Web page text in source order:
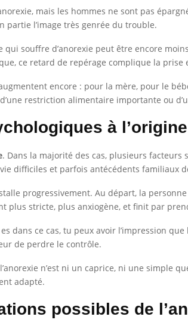
mais les hommes ne sont pas
partie l’image très genrée du trouble.
qui souffre d’anorexie peut être encore
ce retard de repérage complique la prise
encore : pour la mère, pour le
restriction alimentaire importante ou
à
. Dans la majorité des cas, plusieurs
difficiles et parfois antécédents familiaux
progressivement. Au départ, la
plus stricte, plus anxiogène, et finit par
dans ce cas, tu peux avoir l’impression
de perdre le contrôle.
n’est ni un caprice, ni une simple
adapté.
possibles de